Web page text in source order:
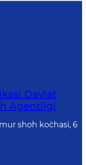
Davlat
Agentligi
shoh ko`chasi, 6